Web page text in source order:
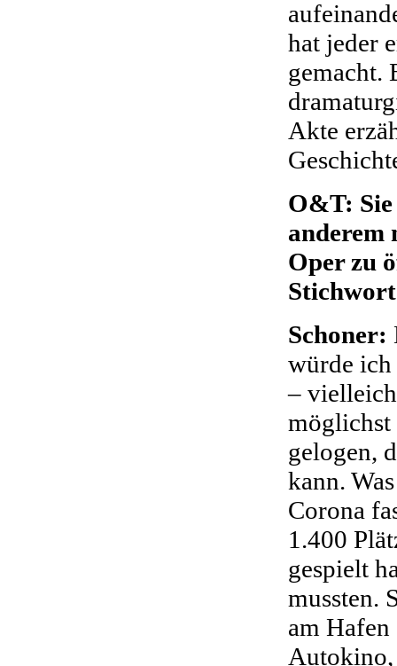
hat jeder
gemacht.
Akte
O&T:
anderem
Oper zu
Schoner:
würde ich
–
möglichst
gelogen,
kann.
Corona
1.400
gespielt
mussten.
am
Autokino,